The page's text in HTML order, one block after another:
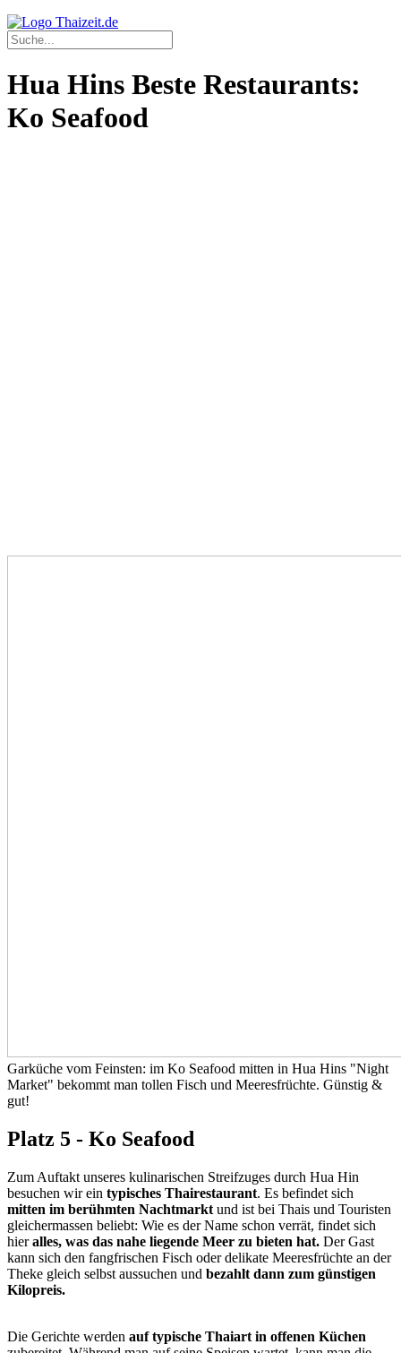
Hua Hins Beste Restaurants:
Ko Seafood
Garküche vom Feinsten: im Ko Seafood mitten in Hua Hins "Night
Market" bekommt man tollen Fisch und Meeresfrüchte. Günstig &
gut!
Platz 5 - Ko Seafood
Zum Auftakt unseres kulinarischen Streifzuges durch Hua Hin
besuchen wir ein typisches Thairestaurant. Es befindet sich
mitten im berühmten Nachtmarkt und ist bei Thais und Touristen
gleichermassen beliebt: Wie es der Name schon verrät, findet sich
hieralles, was das nahe liegende Meer zu bieten hat. Der Gast
kann sich den fangfrischen Fisch oder delikate Meeresfrüchte an der
Theke gleich selbst aussuchen und bezahlt dann zum günstigen
Kilopreis.
Die Gerichte werden auf typische Thaiart in offenen Küchen